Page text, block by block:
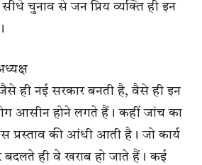
चुनाव से जन प्रिय व्यक्ति ही इन
ही नई सरकार बनती है, वैसे ही इन
आसीन होने लगते हैं। कहीं जांच का
प्रस्ताव की आंधी आती है। जो कार्य
ही वे खराब हो जाते हैं। कई